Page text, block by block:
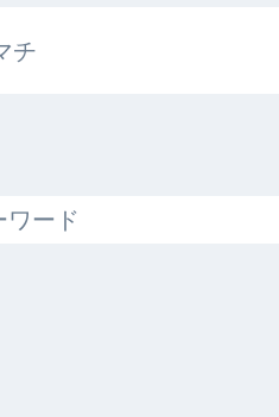
チ